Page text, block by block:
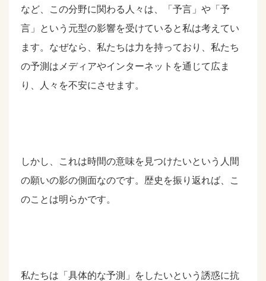
など、この分野に関わる人々は、「予言」や「予
言」という元型の影響を受けていると私は考えてい
ます。なぜなら、私たちは力を持っており、私たち
の予測はメディアやインターネットを通じて広ま
り、人々を不安にさせます。
しかし、これは時間の意味を見つけたいという人間
の願いの影の側面なのです。歴史を振り返れば、こ
のことは明らかです。
私たちは「具体的な予測」をしたいという誘惑に抗